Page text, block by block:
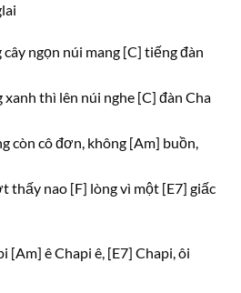
ngọn núi mang [C] tiếng đàn
thì lên núi nghe [C] đàn Cha
còn cô đơn, không [Am] buồn,
thấy nao [F] lòng vì một [E7] giấc
[Am] ê Chapi ê, [E7] Chapi, ôi